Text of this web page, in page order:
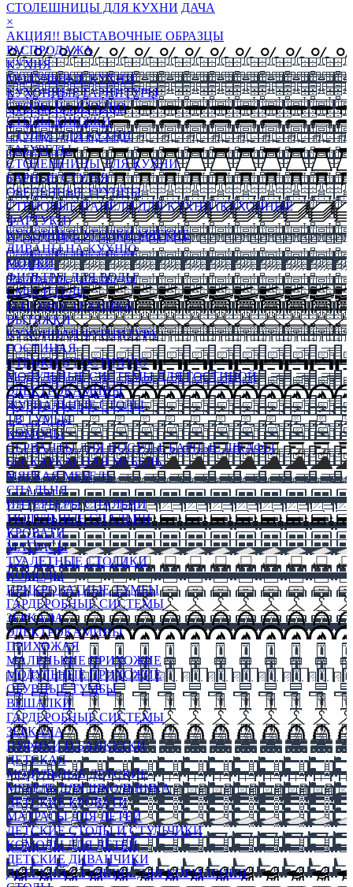
СТОЛЕШНИЦЫ ДЛЯ КУХНИ ДАЧА
×
АКЦИЯ!! ВЫСТАВОЧНЫЕ ОБРАЗЦЫ
РАСПРОДАЖА
КУХНЯ
МОДУЛЬНЫЕ КУХНИ
КУХОННЫЕ ГАРНИТУРЫ
СТОЛЫ НА КУХНЮ
СТОЛЫ КНИЖКИ
СТУЛЬЯ ДЛЯ КУХНИ
ТАБУРЕТЫ
СТОЛЕШНИЦЫ ДЛЯ КУХНИ
БАРНЫЕ СТУЛЬЯ
ОБЕДЕННЫЕ ГРУППЫ
СТЕНОВЫЕ ПАНЕЛИ ДЛЯ КУХНИ (КУХОННЫЕ
ФАРТУКИ)
КУХОННЫЕ УГОЛКИ МЯГКИЕ
ДИВАНЫ НА КУХНЮ
МОЙКИ
ФИЛЬТРЫ ДЛЯ ВОДЫ
СМЕСИТЕЛИ
БЫТОВАЯ ТЕХНИКА
ВЫТЯЖКИ
КУХОННАЯ ФУРНИТУРА
ГОСТИНАЯ
СТЕНКИ В ГОСТИНУЮ
МОДУЛЬНЫЕ СИСТЕМЫ ДЛЯ ГОСТИНОЙ
ЭЛЕКТРОКАМИНЫ
ЖУРНАЛЬНЫЕ СТОЛЫ
ТВ ТУМБЫ
КОМОДЫ
СЕРВАНТЫ ДЛЯ ПОСУДЫ, БАРНЫЕ ШКАФЫ
БЕСКАРКАСНАЯ МЕБЕЛЬ
МЯГКАЯ МЕБЕЛЬ
СПАЛЬНЯ
ИНТЕРЬЕРЫ СПАЛЬНИ
МОДУЛЬНЫЕ СПАЛЬНИ
КРОВАТИ
МАТРАСЫ
ТУАЛЕТНЫЕ СТОЛИКИ
КОМОДЫ
ПРИКРОВАТНЫЕ ТУМБЫ
ГАРДЕРОБНЫЕ СИСТЕМЫ
ЗЕРКАЛА
ЭЛЕКТРОКАМИНЫ
ПРИХОЖАЯ
МАЛЕНЬКИЕ ПРИХОЖИЕ
МОДУЛЬНЫЕ ПРИХОЖИЕ
ОБУВНЫЕ ТУМБЫ
ВЕШАЛКИ
ГАРДЕРОБНЫЕ СИСТЕМЫ
ЗЕРКАЛА
ПУФИКИ И БАНКЕТКИ
ДЕТСКАЯ
МОДУЛЬНЫЕ ДЕТСКИЕ
МЕБЕЛЬ ДЛЯ ШКОЛЬНИКА
ДЕТСКИЕ КРОВАТИ
МАТРАСЫ ДЛЯ ДЕТЕЙ
ДЕТСКИЕ СТОЛЫ И СТУЛЬЧИКИ
КОМОДЫ ДЛЯ ДЕТЕЙ
ДЕТСКИЕ ДИВАНЧИКИ
ДЕТСКИЙ СТУЛЬЧИК ДЛЯ КОРМЛЕНИЯ